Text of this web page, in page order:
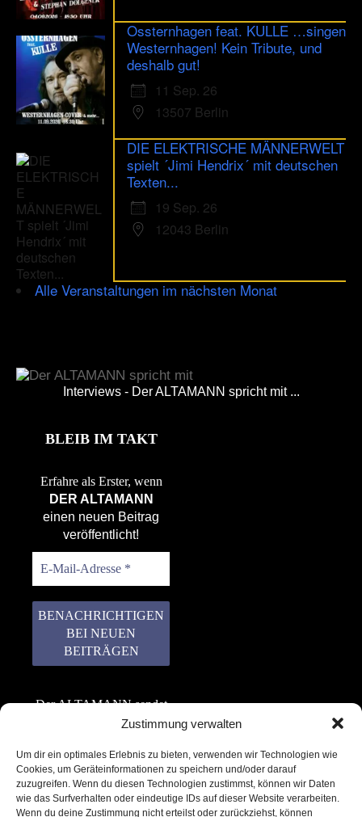
Zustimmung verwalten
Um dir ein optimales Erlebnis zu bieten, verwenden wir Technologien wie
Cookies, um Geräteinformationen zu speichern und/oder darauf
zuzugreifen. Wenn du diesen Technologien zustimmst, können wir Daten
wie das Surfverhalten oder eindeutige IDs auf dieser Website verarbeiten.
Wenn du deine Zustimmung nicht erteilst oder zurückziehst, können
Ossternhagen feat. KULLE …singen
Westernhagen! Kein Tribute, und
deshalb gut!
11 Sep. 26
13507 Berlin
DIE ELEKTRISCHE MÄNNERWELT
spielt ´Jimi Hendrix´ mit deutschen
Texten...
19 Sep. 26
12043 Berlin
Alle Veranstaltungen im nächsten Monat
Interviews - Der ALTAMANN spricht mit ...
BLEIB IM TAKT
Erfahre als Erster, wenn
DER ALTAMANN
einen neuen Beitrag
veröffentlicht!
Der ALTAMANN sendet
keinen Spam! Er gibt
weiter. Erfahre mehr in
unserer
Datenschutzerklärung.